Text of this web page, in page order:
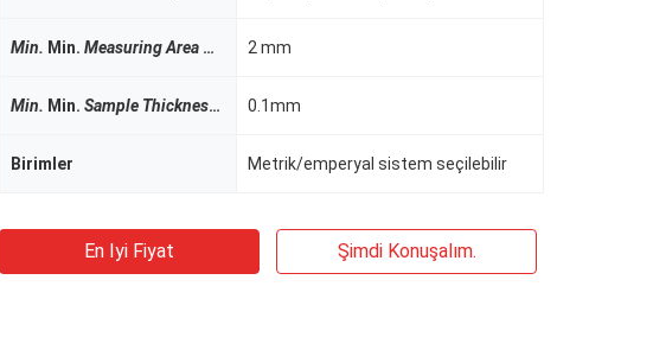
Min. Min. Measuring Area Ölçüm Alanı
2 mm
Min. Min. Sample Thickness Numune Kalınlığı
0.1mm
Birimler Metrik/emperyal sistem seçilebilir
En Iyi Fiyat Şimdi Konuşalım.